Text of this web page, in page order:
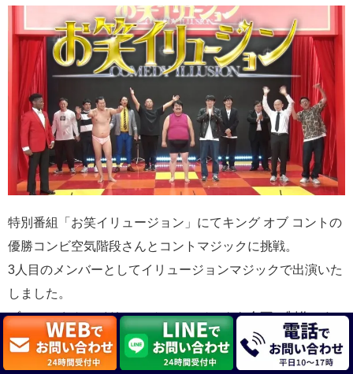
特別番組「お笑イリュージョン」にてキング オブ コントの
優勝コンビ空気階段さんとコントマジックに挑戦。
3人目のメンバーとしてイリュージョンマジックで出演いた
しました。
ゾフィーさんのイリュージョンマジックを企画、制作いた
しました。